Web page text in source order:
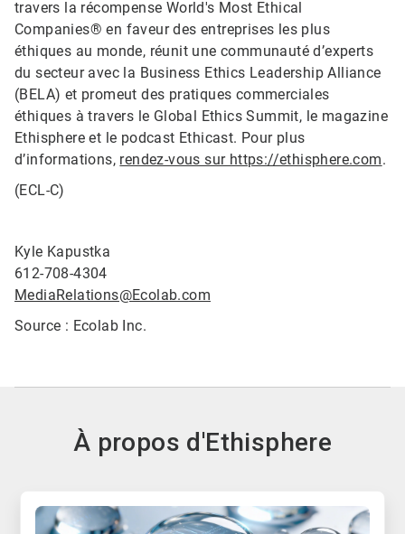
travers la récompense World's Most Ethical
Companies® en faveur des entreprises les plus
éthiques au monde, réunit une communauté d’experts
du secteur avec la Business Ethics Leadership Alliance
(BELA) et promeut des pratiques commerciales
éthiques à travers le Global Ethics Summit, le magazine
Ethisphere et le podcast Ethicast. Pour plus
d’informations, rendez-vous sur https://ethisphere.com.
(ECL-C)
Kyle Kapustka
612-708-4304
MediaRelations@Ecolab.com
Source : Ecolab Inc.
À propos d'Ethisphere